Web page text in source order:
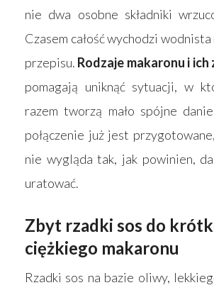
nie dwa osobne składniki
Czasem całość wychodzi
przepisu. Rodzaje makaronu i
pomagają uniknąć sytuacji, w
razem tworzą mało spójne
połączenie już jest
nie wygląda tak, jak powinien,
uratować.
Zbyt rzadki sos do
ciężkiego makaronu
Rzadki sos na bazie oliwy,